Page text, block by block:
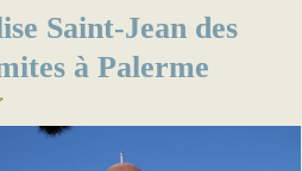
Saint-Jean des
à Palerme